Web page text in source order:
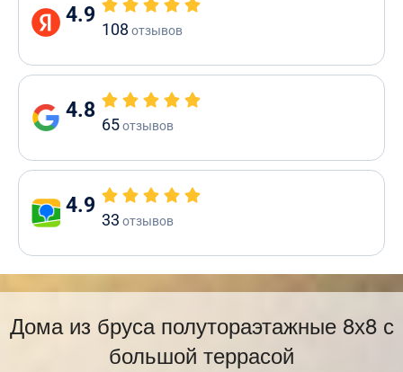
4.9
108 отзывов
4.8
65отзывов
4.9
33 отзывов
Дома из бруса полутораэтажные 8х8 с
большой террасой